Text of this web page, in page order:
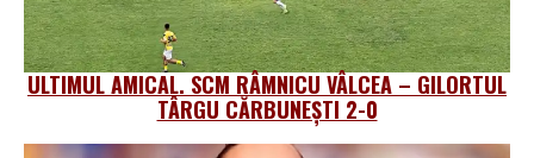
ULTIMUL AMICAL. SCM RÂMNICU VÂLCEA – GILORTUL
TÂRGU CĂRBUNEȘTI 2-0